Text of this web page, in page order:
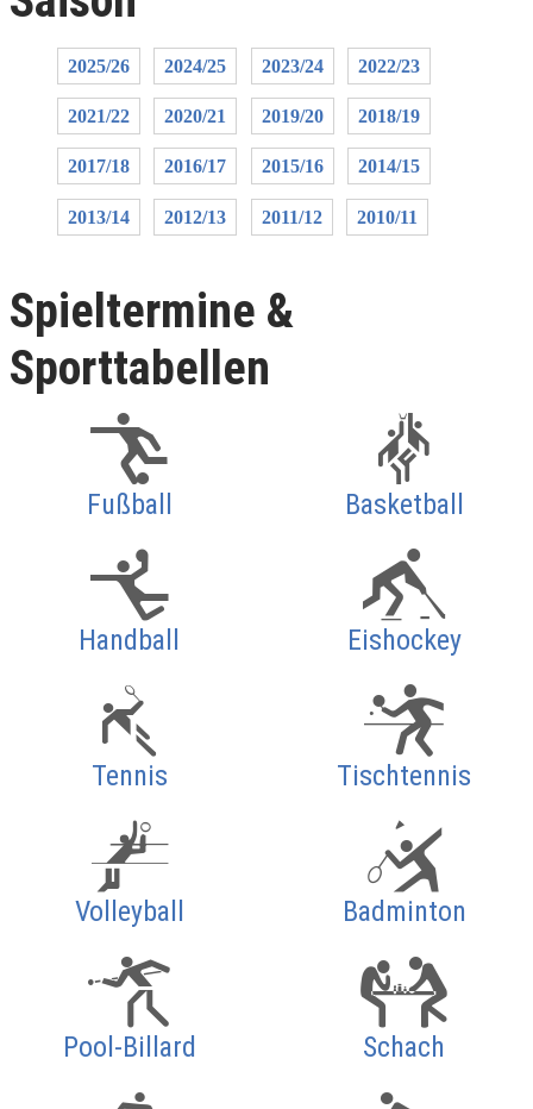
2025/26 2024/25 2023/24 2022/23
2021/22 2020/21 2019/20 2018/19
2017/18 2016/17 2015/16 2014/15
2013/14 2012/13 2011/12 2010/11
Spieltermine &
Sporttabellen
Fußball Basketball
Handball Eishockey
Tennis Tischtennis
Volleyball Badminton
Pool-Billard Schach